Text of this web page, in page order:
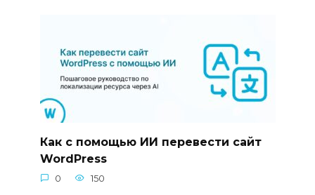
Как с помощью ИИ перевести сайт
WordPress
0 150